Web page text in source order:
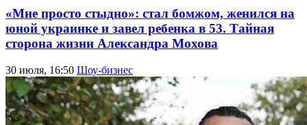
«Мне просто стыдно»: стал бомжом, женился на
юной украинке и завел ребенка в 53. Тайная
сторона жизни Александра Мохова
30 июля, 16:50 Шоу-бизнес